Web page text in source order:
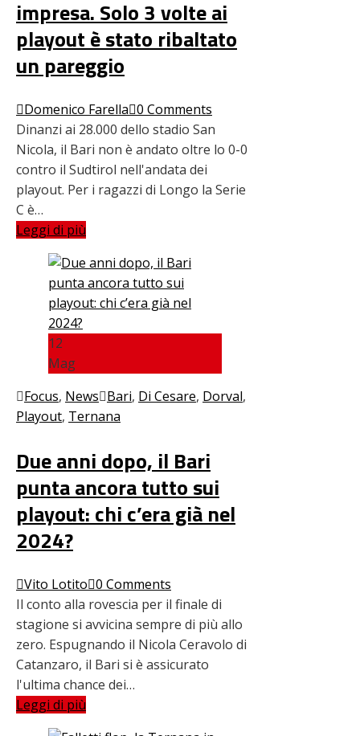
impresa. Solo 3 volte ai
playout è stato ribaltato
un pareggio
Domenico Farella 0 Comments
Dinanzi ai 28.000 dello stadio San
Nicola, il Bari non è andato oltre lo 0-0
contro il Sudtirol nell'andata dei
playout. Per i ragazzi di Longo la Serie
C è…
Leggi di più
12
Mag
Focus, News Bari, Di Cesare, Dorval,
Playout, Ternana
Due anni dopo, il Bari
punta ancora tutto sui
playout: chi c’era già nel
2024?
Vito Lotito 0 Comments
Il conto alla rovescia per il finale di
stagione si avvicina sempre di più allo
zero. Espugnando il Nicola Ceravolo di
Catanzaro, il Bari si è assicurato
l'ultima chance dei…
Leggi di più